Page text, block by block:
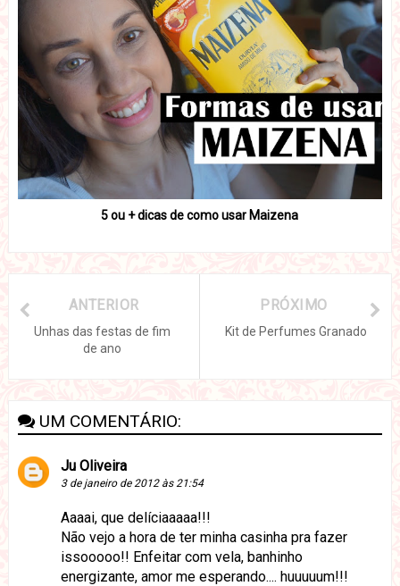
5 ou + dicas de como usar Maizena
PRÓXIMO
Kit de Perfumes Granado
ANTERIOR
Unhas das festas de fim
de ano
UM COMENTÁRIO:
Ju Oliveira
3 de janeiro de 2012 às 21:54
Aaaai, que delíciaaaaa!!!
Não vejo a hora de ter minha casinha pra fazer
issooooo!! Enfeitar com vela, banhinho
energizante, amor me esperando.... huuuuum!!!